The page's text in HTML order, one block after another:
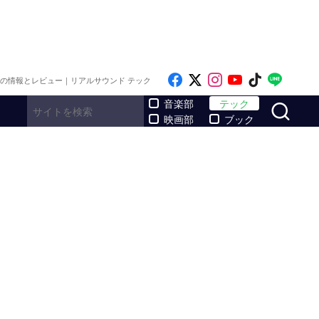
情報とレビュー｜リアルサウンド テック Like on Facebook
Follow on x
Follow on
Follow on
Follow
音楽部
映画部
テック
ブック